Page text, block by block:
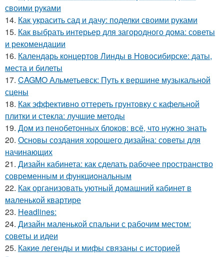
своими руками
14. Как украсить сад и дачу: поделки своими руками
15. Как выбрать интерьер для загородного дома: советы
и рекомендации
16. Календарь концертов Линды в Новосибирске: даты,
места и билеты
17. CAGMO Альметьевск: Путь к вершине музыкальной
сцены
18. Как эффективно оттереть грунтовку с кафельной
плитки и стекла: лучшие методы
19. Дом из пенобетонных блоков: всё, что нужно знать
20. Основы создания хорошего дизайна: советы для
начинающих
21. Дизайн кабинета: как сделать рабочее пространство
современным и функциональным
22. Как организовать уютный домашний кабинет в
маленькой квартире
23. Headlines:
24. Дизайн маленькой спальни с рабочим местом:
советы и идеи
25. Какие легенды и мифы связаны с историей